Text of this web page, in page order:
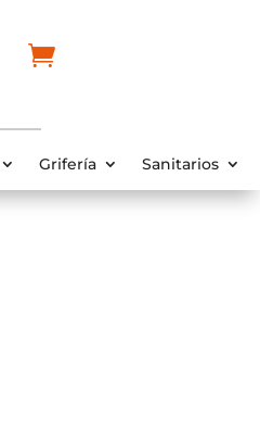
Grifería Sanitarios